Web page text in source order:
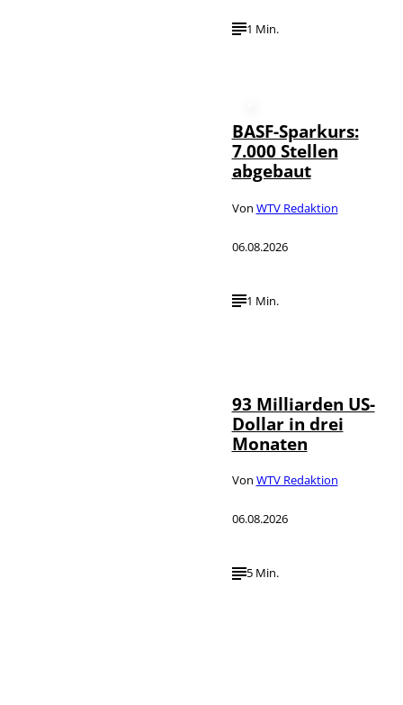
1 Min.
BASF-Sparkurs:
7.000 Stellen
abgebaut
Von WTV Redaktion
06.08.2026
1 Min.
93 Milliarden US-
Dollar in drei
Monaten
Von WTV Redaktion
06.08.2026
5 Min.